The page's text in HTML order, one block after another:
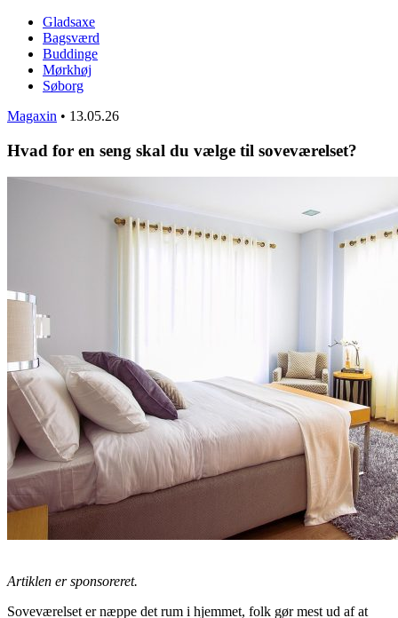
Gladsaxe
Bagsværd
Buddinge
Mørkhøj
Søborg
Magaxin • 13.05.26
Hvad for en seng skal du vælge til soveværelset?
Artiklen er sponsoreret.
Soveværelset er næppe det rum i hjemmet, folk gør mest ud af at